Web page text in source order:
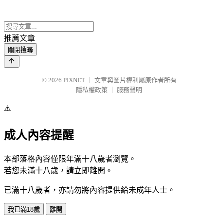
推薦文章
關閉搜尋
© 2026 PIXNET
文章與圖片權利屬原作者所有
隱私權政策
服務聲明
⚠️
成人內容提醒
本部落格內容僅限年滿十八歲者瀏覽。
若您未滿十八歲，請立即離開。
已滿十八歲者，亦請勿將內容提供給未成年人士。
我已滿18歲 離開